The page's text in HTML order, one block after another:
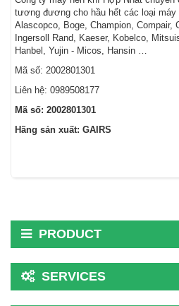
tương đương cho hầu hết các loại
Alascopco, Boge, Champion, Compair,
Ingersoll Rand, Kaeser, Kobelco,
Hanbel, Yujin - Micos, Hansin …
Mã số: 2002801301
Liên hệ: 0989508177
Mã số: 2002801301
Hãng sản xuất: GAIRS
PRODUCT
SERVICES